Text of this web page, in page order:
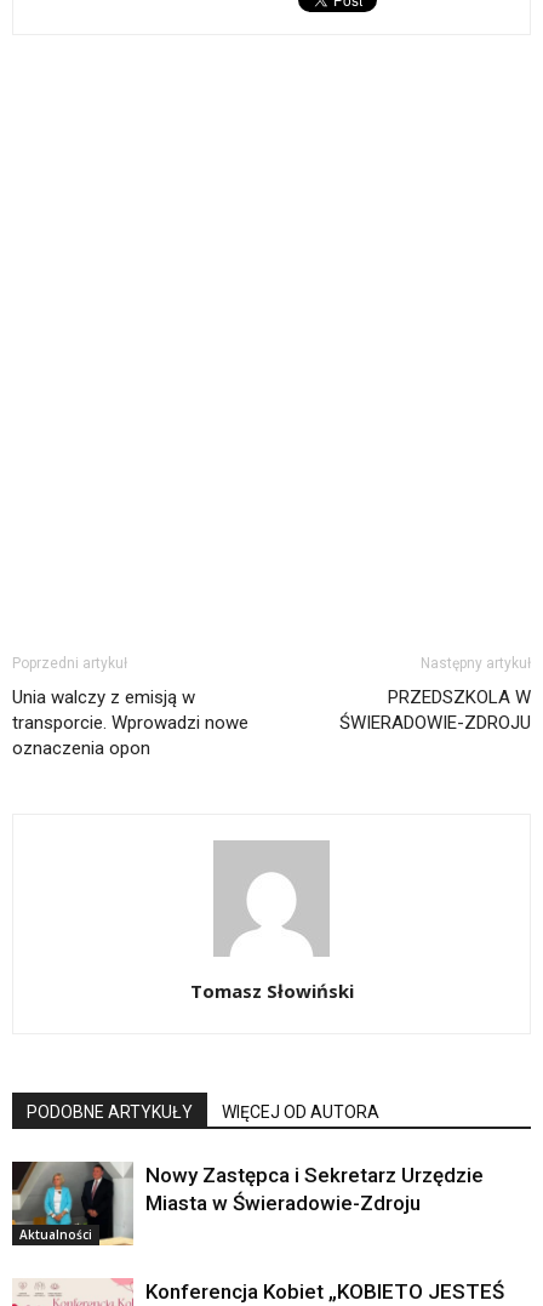
Poprzedni artykuł
Unia walczy z emisją w
transporcie. Wprowadzi nowe
oznaczenia opon
Następny artykuł
PRZEDSZKOLA W
ŚWIERADOWIE-ZDROJU
Tomasz Słowiński
PODOBNE ARTYKUŁY WIĘCEJ OD AUTORA
Aktualności
Nowy Zastępca i Sekretarz Urzędzie
Miasta w Świeradowie-Zdroju
Konferencja Kobiet „KOBIETO JESTEŚ